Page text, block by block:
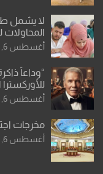
لا يشمل
المحاولات
أو مادتين
أغسطس 6, 2026
“وداعاً
أغسطس 6, 2026
مخرجات
أغسطس 6, 2026